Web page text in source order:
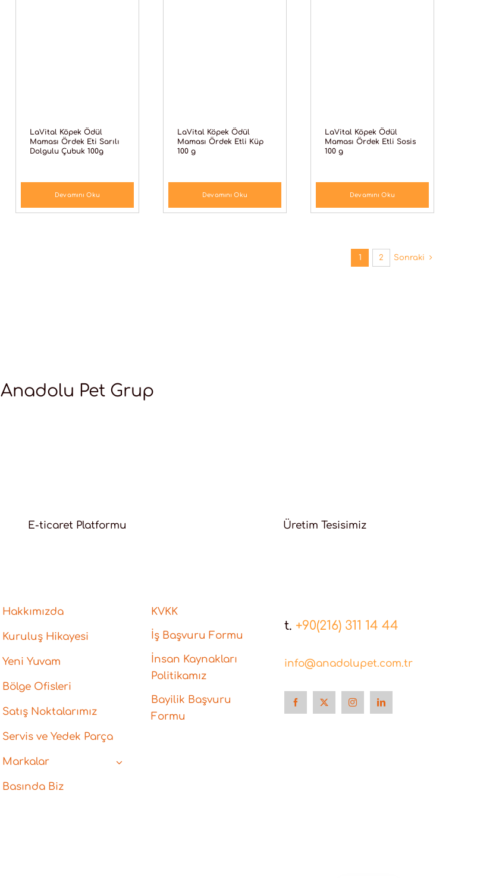
LaVital Köpek Ödül
Maması Ördek Eti Sarılı
Dolgulu Çubuk 100g
Devamını Oku
LaVital Köpek Ödül
Maması Ördek Etli Küp
100 g
Devamını Oku
LaVital Köpek Ödül
Maması Ördek Etli Sosis
100 g
Devamını Oku
1 2 Sonraki
Anadolu Pet Grup
E-ticaret Platformu Üretim Tesisimiz
Hakkımızda
Kuruluş Hikayesi
Yeni Yuvam
Bölge Ofisleri
Satış Noktalarımız
Servis ve Yedek Parça
Markalar
Basında Biz
KVKK
İş Başvuru Formu
İnsan Kaynakları
Politikamız
Bayilik Başvuru
Formu
t. +90(216) 311 14 44
info@anadolupet.com.tr